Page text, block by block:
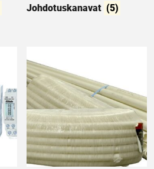
Johdotuskanavat (5)